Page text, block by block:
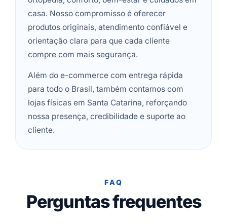
casa. Nosso compromisso é oferecer
produtos originais, atendimento confiável e
orientação clara para que cada cliente
compre com mais segurança.
Além do e-commerce com entrega rápida
para todo o Brasil, também contamos com
lojas físicas em Santa Catarina, reforçando
nossa presença, credibilidade e suporte ao
cliente.
FAQ
Perguntas frequentes